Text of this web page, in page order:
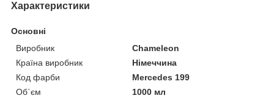
Характеристики
Основні
Виробник
Chameleon
Країна виробник
Німеччина
Код фарби
Mercedes 199
Об`єм
1000 мл